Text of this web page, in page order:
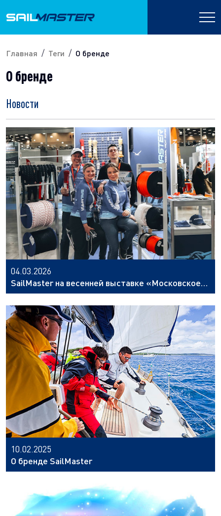
Главная Теги О бренде
О бренде
Новости
04.03.2026
SailMaster на весенней выставке «Московское
Боут Шоу 2026»
10.02.2025
О бренде SailMaster